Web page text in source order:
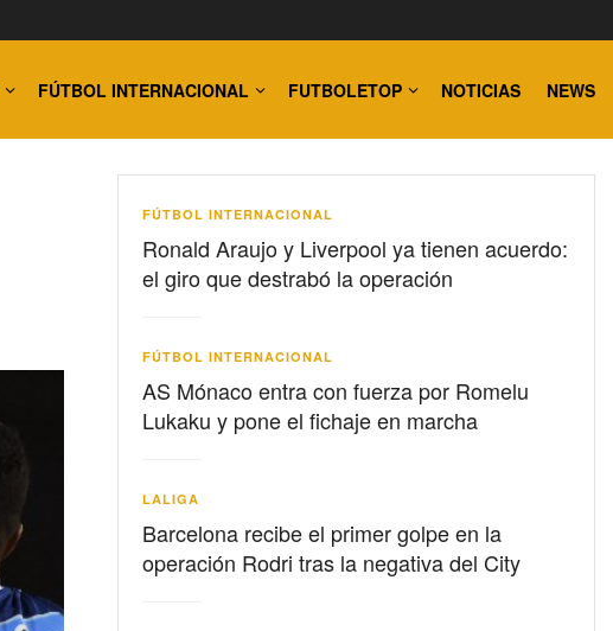
FÚTBOL INTERNACIONAL FUTBOLETOP NOTICIAS NEWS
FÚTBOL INTERNACIONAL
Ronald Araujo y Liverpool ya tienen acuerdo:
el giro que destrabó la operación
FÚTBOL INTERNACIONAL
AS Mónaco entra con fuerza por Romelu
Lukaku y pone el fichaje en marcha
LALIGA
Barcelona recibe el primer golpe en la
operación Rodri tras la negativa del City